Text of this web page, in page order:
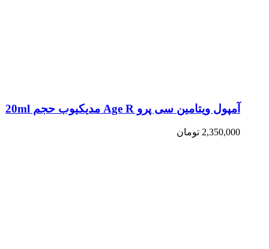
آمپول ویتامین سی پرو Age R مدیکیوب حجم 20ml
2,350,000 تومان